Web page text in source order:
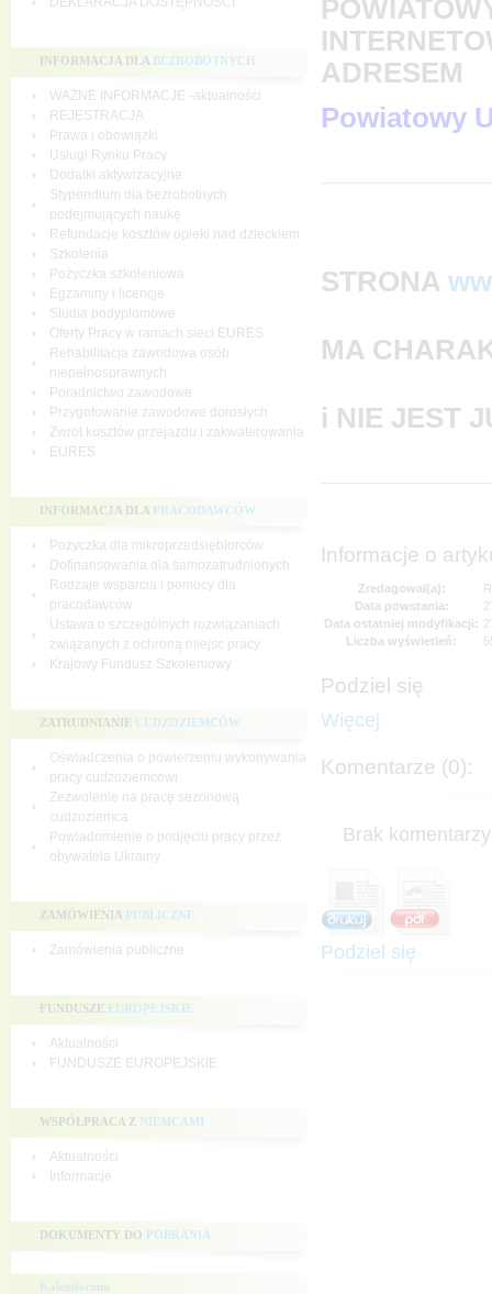
INFORMACJA DLA BEZROBOTNYCH
WAŻNE INFORMACJE -aktualności
REJESTRACJA
Prawa i obowiązki
Usługi Rynku Pracy
Dodatki aktywizacyjne
Stypendium dla bezrobotnych
podejmujących naukę
Refundacje kosztów opieki nad dzieckiem
Szkolenia
Pożyczka szkoleniowa
Egzaminy i licencje
Studia podyplomowe
Oferty Pracy w ramach sieci EURES
Rehabilitacja zawodowa osób
niepełnosprawnych
Poradnictwo zawodowe
Przygotowanie zawodowe dorosłych
Zwrot kosztów przejazdu i zakwaterowania
EURES
INFORMACJA DLA PRACODAWCÓW
Pożyczka dla mikroprzedsiębiorców
Dofinansowania dla samozatrudnionych
Rodzaje wsparcia i pomocy dla
pracodawców
Ustawa o szczególnych rozwiązaniach
związanych z ochroną miejsc pracy
Krajowy Fundusz Szkoleniowy
ZATRUDNIANIE CUDZOZIEMCÓW
Oświadczenia o powierzeniu wykonywania
pracy cudzoziemcowi
Zezwolenie na pracę sezonową
cudzoziemca
Powiadomienie o podjęciu pracy przez
obywatela Ukrainy
ZAMÓWIENIA PUBLICZNE
Zamówienia publiczne
FUNDUSZE EUROPEJSKIE
Aktualności
FUNDUSZE EUROPEJSKIE
WSPÓŁPRACA Z NIEMCAMI
Aktualności
Informacje
DOKUMENTY DO POBRANIA
Kalendarium
ADRESEM
Powiatowy
STRONA
MA
i NIE JEST
Informacje o
Zredagował(a):
Data powstania:
Data ostatniej modyfikacji:
Liczba wyświetleń:
Podziel się
Więcej
Komentarze (0):
Brak
Podziel się